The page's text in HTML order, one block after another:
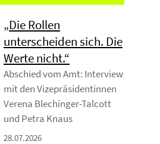
„Die Rollen
unterscheiden sich. Die
Werte nicht.“
Abschied vom Amt: Interview
mit den Vizepräsidentinnen
Verena Blechinger-Talcott
und Petra Knaus
28.07.2026